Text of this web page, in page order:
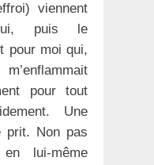
viennent
puis le
pour moi qui,
pour tout
Une
prit. Non pas
lui-même